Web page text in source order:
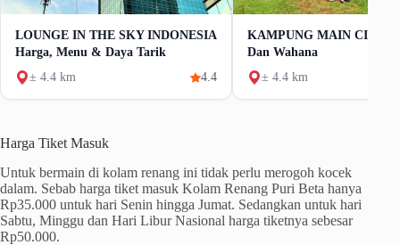
LOUNGE IN THE SKY INDONESIA
Harga, Menu & Daya Tarik
± 4.4 km
4.4
KAMPUNG MAIN
Dan Wahana
± 4.4 km
Harga Tiket Masuk
Untuk bermain di kolam renang ini tidak perlu merogoh kocek
dalam. Sebab harga tiket masuk Kolam Renang Puri Beta hanya
Rp35.000 untuk hari Senin hingga Jumat. Sedangkan untuk hari
Sabtu, Minggu dan Hari Libur Nasional harga tiketnya sebesar
Rp50.000.